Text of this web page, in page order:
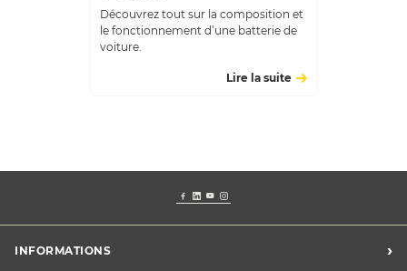
Découvrez tout sur la composition et
le fonctionnement d’une batterie de
voiture.
Lire la suite
INFORMATIONS ›